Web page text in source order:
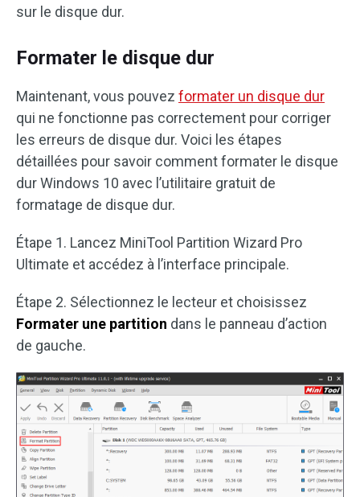
sur le disque dur.
Formater le disque dur
Maintenant, vous pouvez formater un disque dur
qui ne fonctionne pas correctement pour corriger
les erreurs de disque dur. Voici les étapes
détaillées pour savoir comment formater le disque
dur Windows 10 avec l’utilitaire gratuit de
formatage de disque dur.
Étape 1. Lancez MiniTool Partition Wizard Pro
Ultimate et accédez à l’interface principale.
Étape 2. Sélectionnez le lecteur et choisissez
Formater une partition dans le panneau d’action
de gauche.